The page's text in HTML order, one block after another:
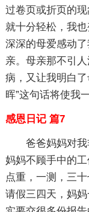
过卷页或折页的
就十分轻松，我
深深的母爱感动
亲。母亲那不引
病，又让我明白
晖”这句话将使我
感恩日记 篇7
爸爸妈妈对
妈妈不顾手中的
点重，一测，三
请假三四天，妈